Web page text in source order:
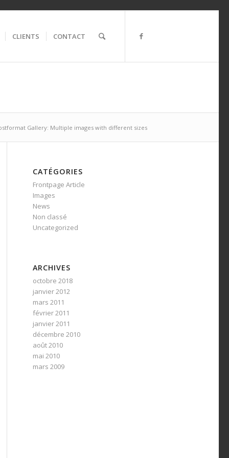
CLIENTS CONTACT
Gallery: Multiple images with different sizes
CATÉGORIES
Frontpage Article
Images
News
Non classé
Uncategorized
ARCHIVES
octobre 2018
janvier 2012
mars 2011
février 2011
janvier 2011
décembre 2010
août 2010
mai 2010
mars 2009